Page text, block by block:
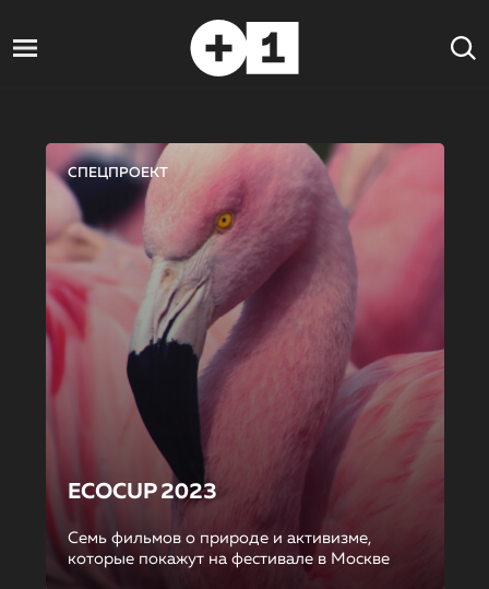
СПЕЦПРОЕКТ
ECOCUP 2023
Семь фильмов о природе и активизме,
которые покажут на фестивале в Москве